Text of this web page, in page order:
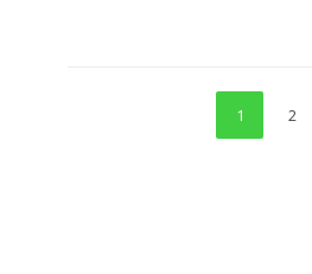
1 2